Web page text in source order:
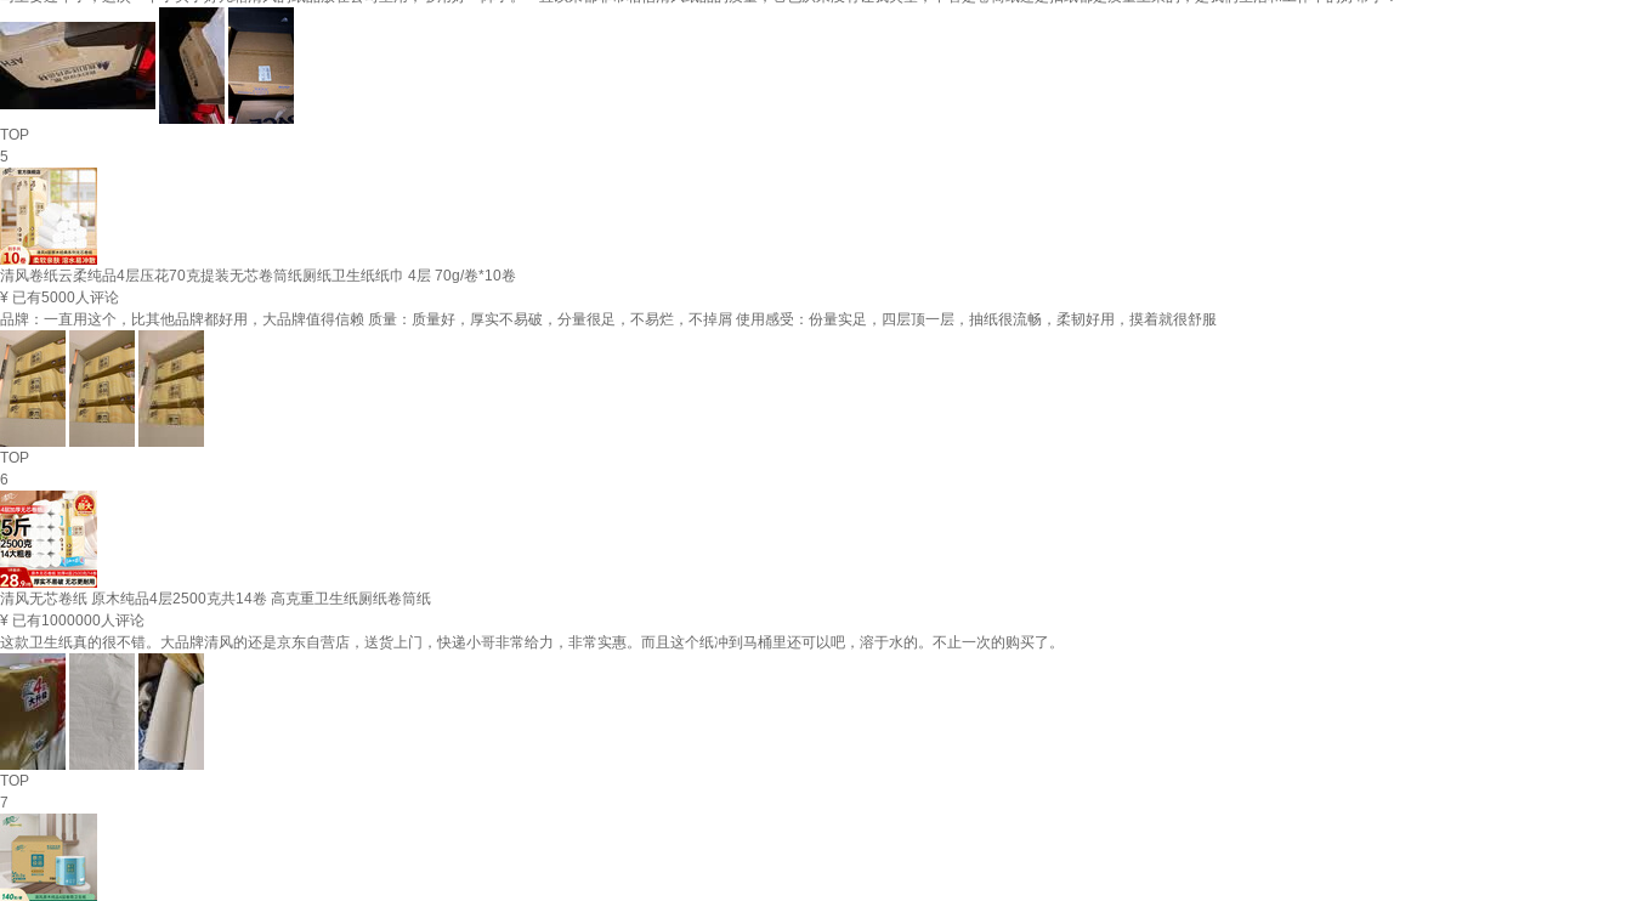
TOP
5
清风卷纸云柔纯品4层压花70克提装无芯卷筒纸厕纸卫生纸纸巾 4层 70g/卷*10卷
¥ 已有5000人评论
品牌：一直用这个，比其他品牌都好用，大品牌值得信赖 质量：质量好，厚实不易破，分量很足，不易烂，不掉屑 使用感受：份量实足，四层顶一层，抽纸很流畅，柔韧好用，摸着就很舒服
TOP
6
清风无芯卷纸 原木纯品4层2500克共14卷 高克重卫生纸厕纸卷筒纸
¥ 已有1000000人评论
这款卫生纸真的很不错。大品牌清风的还是京东自营店，送货上门，快递小哥非常给力，非常实惠。而且这个纸冲到马桶里还可以吧，溶于水的。不止一次的购买了。
TOP
7